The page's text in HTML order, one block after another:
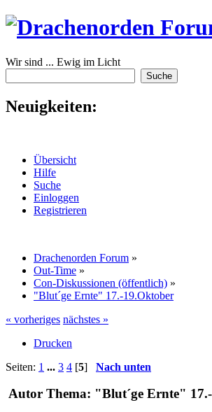
Wir sind ... Ewig im Licht
Neuigkeiten:
Übersicht
Hilfe
Suche
Einloggen
Registrieren
Drachenorden Forum »
Out-Time »
Con-Diskussionen (öffentlich) »
"Blut´ge Ernte" 17.-19.Oktober
« vorheriges nächstes »
Drucken
Seiten: 1 ... 3 4 [5] Nach unten
Autor Thema: "Blut´ge Ernte"